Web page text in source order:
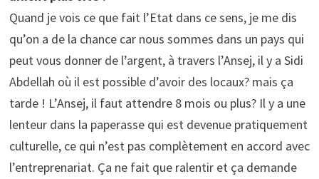
Quand je vois ce que fait l’Etat dans ce sens, je me dis
qu’on a de la chance car nous sommes dans un pays qui
peut vous donner de l’argent, à travers l’Ansej, il y a Sidi
Abdellah où il est possible d’avoir des locaux? mais ça
tarde ! L’Ansej, il faut attendre 8 mois ou plus? Il y a une
lenteur dans la paperasse qui est devenue pratiquement
culturelle, ce qui n’est pas complètement en accord avec
l’entreprenariat. Ça ne fait que ralentir et ça demande